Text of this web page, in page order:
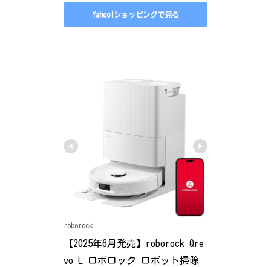
Yahoo!ショッピングで見る
roborock
【2025年6月発売】roborock Qre
vo L ロボロック ロボット掃除